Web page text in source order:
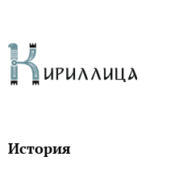
История